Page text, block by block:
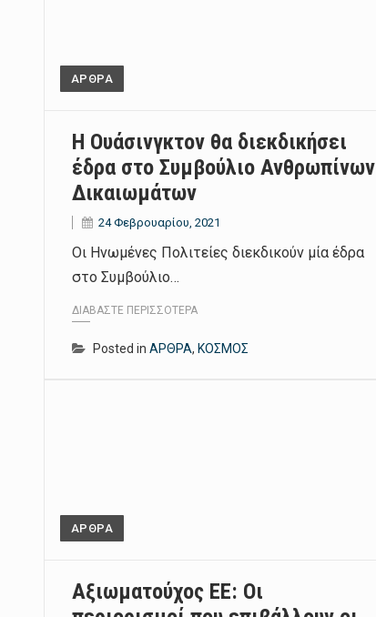
ΑΡΘΡΑ
Η Ουάσινγκτον θα διεκδικήσει
έδρα στο Συμβούλιο Ανθρωπίνων
Δικαιωμάτων
24 Φεβρουαρίου, 2021
Οι Ηνωμένες Πολιτείες διεκδικούν μία έδρα
στο Συμβούλιο…
ΔΙΑΒΆΣΤΕ ΠΕΡΙΣΣΌΤΕΡΑ
Posted in ΑΡΘΡΑ, ΚΟΣΜΟΣ
ΑΡΘΡΑ
Aξιωματούχος ΕΕ: Οι